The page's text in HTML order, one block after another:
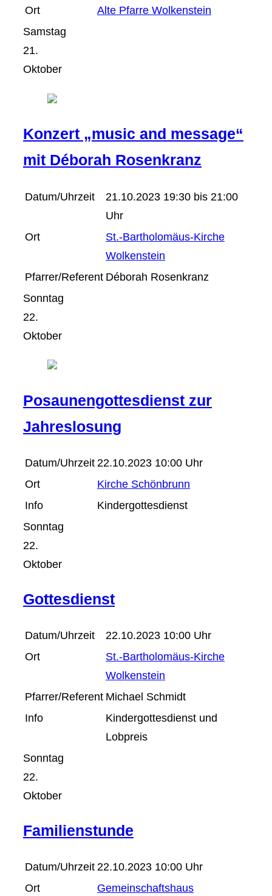
Ort
Alte Pfarre Wolkenstein
Samstag
21.
Oktober
Konzert „music and message“
mit Déborah Rosenkranz
Datum/Uhrzeit
21.10.2023 19:30 bis 21:00
Uhr
Ort
St.-Bartholomäus-Kirche
Wolkenstein
Pfarrer/Referent Déborah Rosenkranz
Sonntag
22.
Oktober
Posaunengottesdienst zur
Jahreslosung
Datum/Uhrzeit 22.10.2023 10:00 Uhr
Ort
Kirche Schönbrunn
Info
Kindergottesdienst
Sonntag
22.
Oktober
Gottesdienst
Datum/Uhrzeit
22.10.2023 10:00 Uhr
Ort
St.-Bartholomäus-Kirche
Wolkenstein
Pfarrer/Referent Michael Schmidt
Info
Kindergottesdienst und
Lobpreis
Sonntag
22.
Oktober
Familienstunde
Datum/Uhrzeit 22.10.2023 10:00 Uhr
Ort
Gemeinschaftshaus